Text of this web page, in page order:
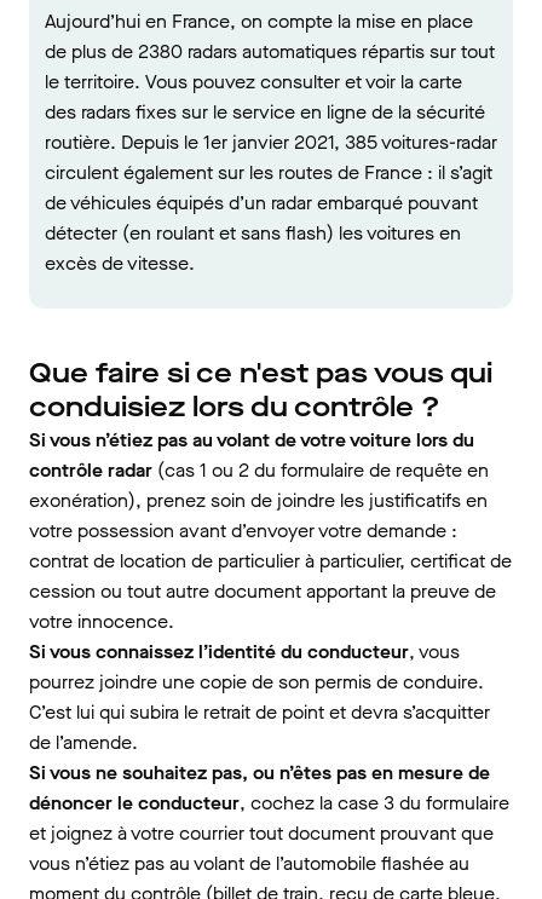
Aujourd’hui en France, on compte la mise en place
de plus de 2380 radars automatiques répartis sur tout
le territoire. Vous pouvez consulter et voir la carte
des radars fixes sur le service en ligne de la sécurité
routière. Depuis le 1er janvier 2021, 385 voitures-radar
circulent également sur les routes de France : il s’agit
de véhicules équipés d’un radar embarqué pouvant
détecter (en roulant et sans flash) les voitures en
excès de vitesse.
Que faire si ce n'est pas vous qui
conduisiez lors du contrôle ?
Si vous n’étiez pas au volant de votre voiture lors du
contrôle radar (cas 1 ou 2 du formulaire de requête en
exonération), prenez soin de joindre les justificatifs en
votre possession avant d’envoyer votre demande :
contrat de location de particulier à particulier, certificat de
cession ou tout autre document apportant la preuve de
votre innocence.
Si vous connaissez l’identité du conducteur, vous
pourrez joindre une copie de son permis de conduire.
C’est lui qui subira le retrait de point et devra s’acquitter
de l’amende.
Si vous ne souhaitez pas, ou n’êtes pas en mesure de
dénoncer le conducteur, cochez la case 3 du formulaire
et joignez à votre courrier tout document prouvant que
vous n’étiez pas au volant de l’automobile flashée au
moment du contrôle (billet de train, reçu de carte bleue,